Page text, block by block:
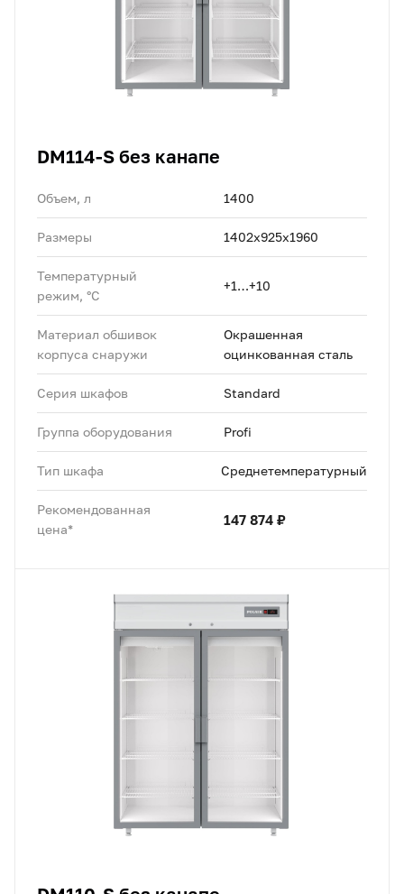
DM114-S без канапе
Объем, л 1400
Размеры 1402х925х1960
Температурный
режим, °C
+1…+10
Материал обшивок
корпуса снаружи
Окрашенная
оцинкованная сталь
Серия шкафов Standard
Группа оборудования Profi
Тип шкафа Среднетемпературный
Рекомендованная
цена*
147 874 ₽